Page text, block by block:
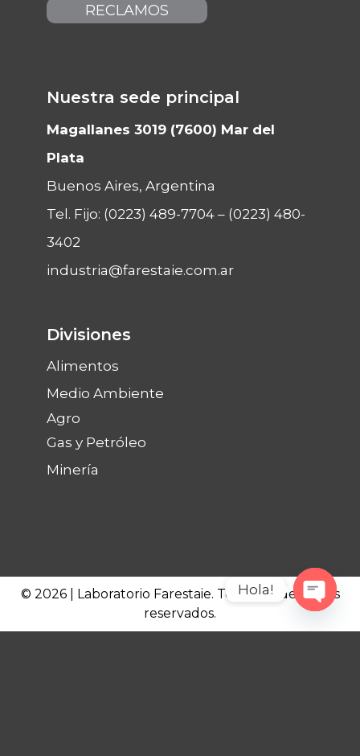
RECLAMOS
Nuestra sede principal
Magallanes 3019 (7600) Mar del
Plata
Buenos Aires, Argentina
Tel. Fijo: (0223) 489-7704– (0223) 480-
3402
industria@farestaie.com.ar
Divisiones
Alimentos
Medio Ambiente
Agro
Gas y Petróleo
Minería
© 2026 | Laboratorio Farestaie. Todos los derechos
reservados.
Hola!